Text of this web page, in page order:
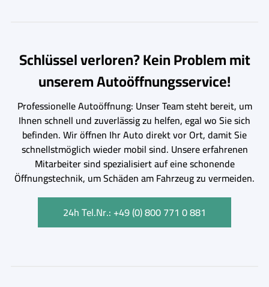
Schlüssel verloren? Kein Problem mit
unserem Autoöffnungsservice!
Professionelle Autoöffnung: Unser Team steht bereit, um
Ihnen schnell und zuverlässig zu helfen, egal wo Sie sich
befinden. Wir öffnen Ihr Auto direkt vor Ort, damit Sie
schnellstmöglich wieder mobil sind. Unsere erfahrenen
Mitarbeiter sind spezialisiert auf eine schonende
Öffnungstechnik, um Schäden am Fahrzeug zu vermeiden.
24h Tel.Nr.: +49 (0) 800 771 0 881